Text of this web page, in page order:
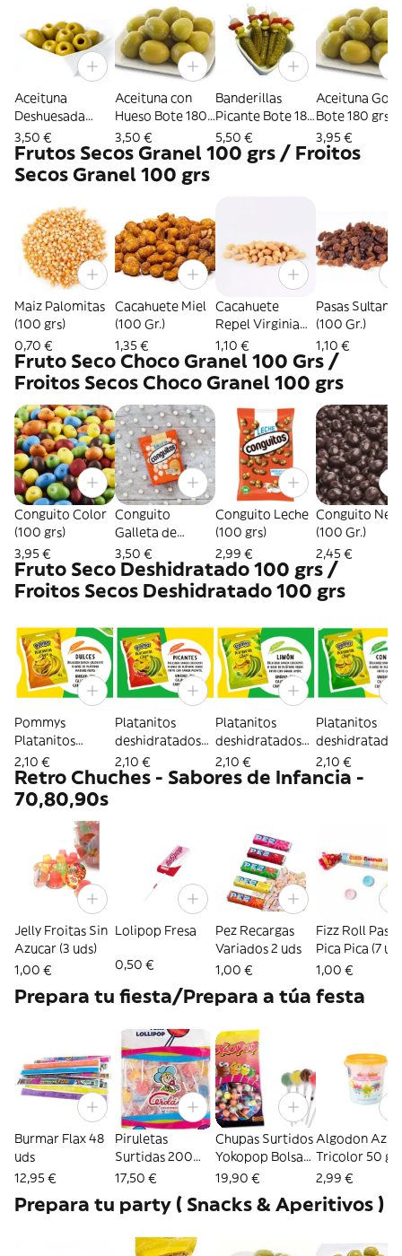
Aceituna
Deshuesada
Bote 180 grs
3,50 €
Aceituna con
Hueso Bote 180
grs
3,50 €
Banderillas
Picante Bote 180
grs
5,50 €
Aceituna
Bote 180 grs
3,95 €
Frutos Secos Granel 100 grs / Froitos
Secos Granel 100 grs
Maiz Palomitas
(100 grs)
0,70 €
Cacahuete Miel
(100 Gr.)
1,35 €
Cacahuete
Repel Virginia
(100 Gr.)
1,10 €
Pasas Sultanas
(100 Gr.)
1,10 €
Fruto Seco Choco Granel 100 Grs /
Froitos Secos Choco Granel 100 grs
Conguito Color
(100 grs)
3,95 €
Conguito
Galleta de
Chocolate
Blanco 100 grs
3,50 €
Conguito Leche
(100 grs)
2,99 €
Conguito
(100 Gr.)
2,45 €
Fruto Seco Deshidratado 100 grs /
Froitos Secos Deshidratado 100 grs
Pommys
Platanitos
deshidratados
con toque Dulce
Pommys
2,10 €
Platanitos
deshidratados
con toque
picante Pomys
2,10 €
Platanitos
deshidratados
con toque Limón
Pomys
2,10 €
Platanitos
deshidratados
con sal
2,10 €
Retro Chuches - Sabores de Infancia -
70,80,90s
Jelly Froitas Sin
Azucar (3 uds)
1,00 €
Lolipop Fresa
0,50 €
Pez Recargas
Variados 2 uds
1,00 €
Fizz Roll
Pica Pica (7
1,00 €
Prepara tu fiesta/Prepara a túa festa
Burmar Flax 48
uds
12,95 €
Piruletas
Surtidas 200
uds
17,50 €
Chupas Surtidos
Yokopop Bolsa
200 uds
19,90 €
Algodon
Tricolor 50 grs
2,99 €
Prepara tu party ( Snacks & Aperitivos )